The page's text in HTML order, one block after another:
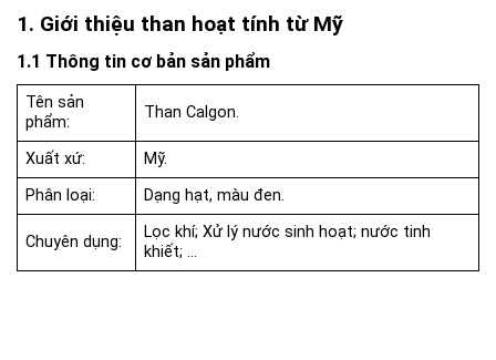
1. Giới thiệu than hoạt tính từ Mỹ
1.1 Thông tin cơ bản sản phẩm
Tên sản
phẩm:
Than Calgon.
Xuất xứ:
Mỹ.
Phân loại:
Dạng hạt, màu đen.
Chuyên dụng:
Lọc khí; Xử lý nước sinh hoạt; nước tinh
khiết; …